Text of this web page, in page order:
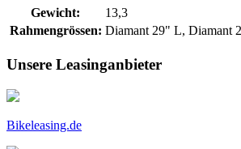
Gewicht:
13,3
Rahmengrössen: Diamant 29" L, Diamant
Unsere Leasinganbieter
Bikeleasing.de